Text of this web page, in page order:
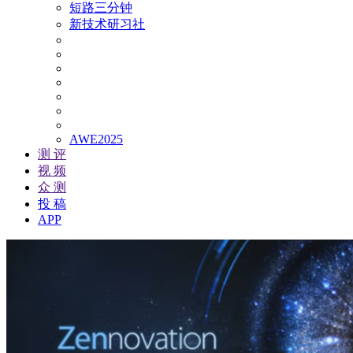
短路三分钟
新技术研习社
AWE2025
测 评
视 频
众 测
投 稿
APP